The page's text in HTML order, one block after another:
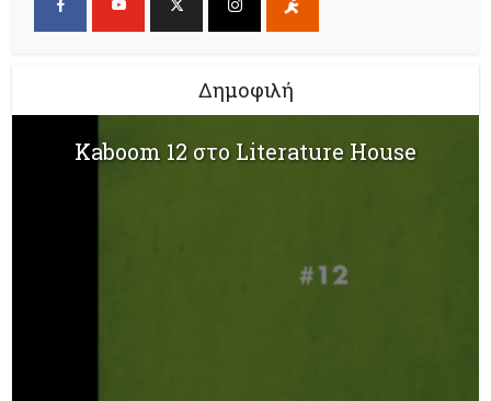
Δημοφιλή
Kaboom 12 στο Literature House